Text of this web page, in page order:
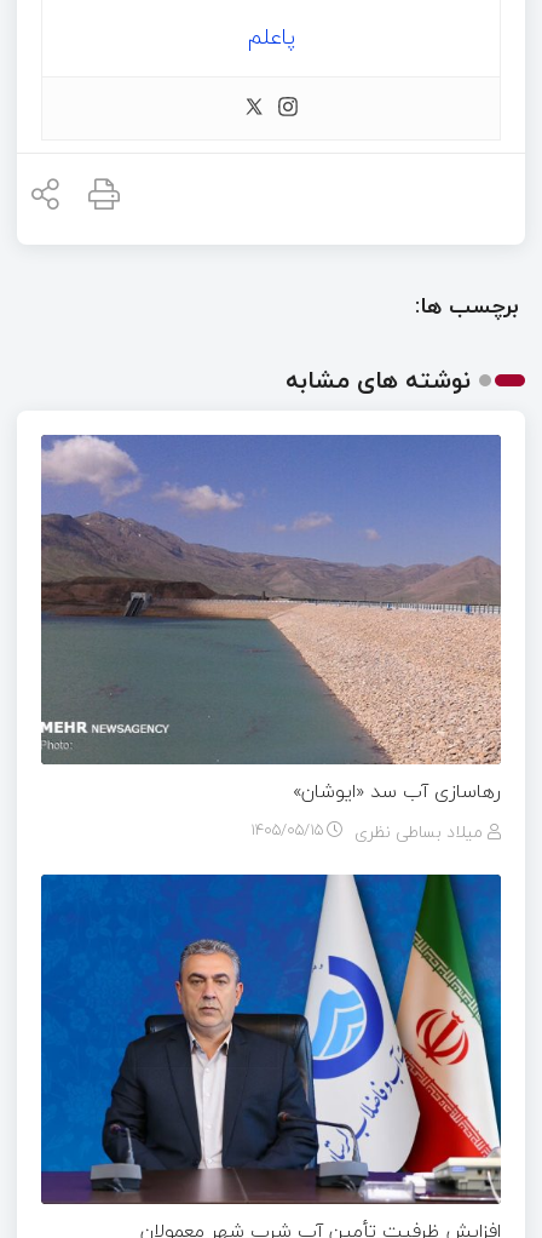
پاعلم
برچسب ها:
نوشته های مشابه
رهاسازی آب سد «ایوشان»
میلاد بساطی نظری ۱۴۰۵/۰۵/۱۵
افزایش ظرفیت تأمین آب شرب شهر معمولان